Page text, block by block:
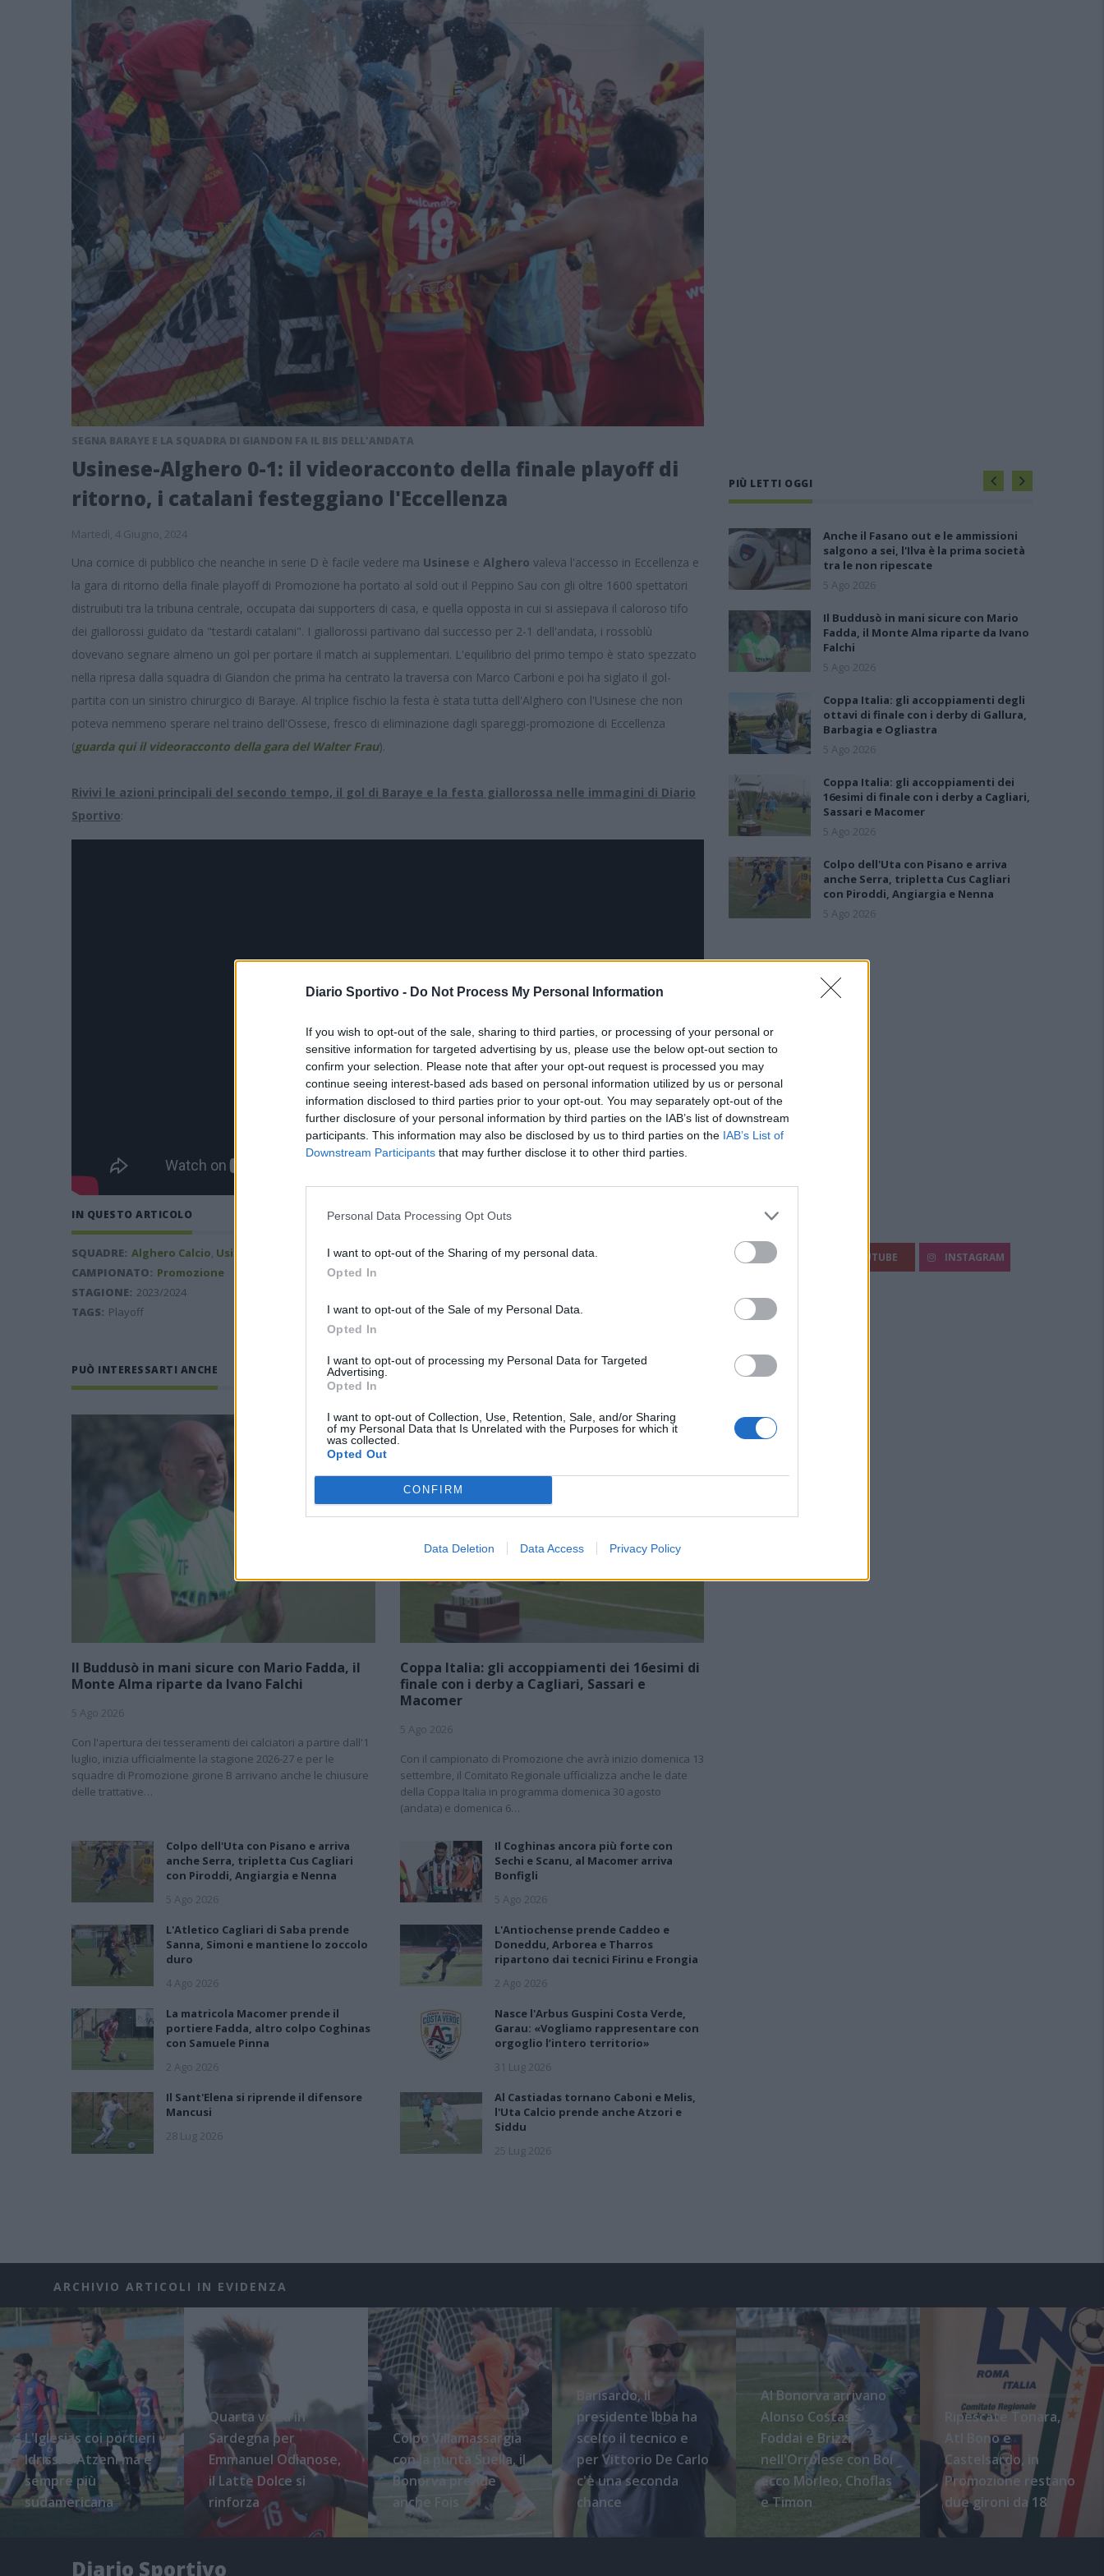
Diario Sportivo - Do Not Process My Personal Information
If you wish to opt-out of the sale, sharing to third parties, or processing of your personal or
sensitive information for targeted advertising by us, please use the below opt-out section to
confirm your selection. Please note that after your opt-out request is processed you may
continue seeing interest-based ads based on personal information utilized by us or personal
information disclosed to third parties prior to your opt-out. You may separately opt-out of the
further disclosure of your personal information by third parties on the IAB’s list of downstream
participants. This information may also be disclosed by us to third parties on the IAB’s List of
Downstream Participants that may further disclose it to other third parties.
Personal Data Processing Opt Outs
I want to opt-out of the Sharing of my personal data.
Opted In
I want to opt-out of the Sale of my Personal Data.
Opted In
I want to opt-out of processing my Personal Data for Targeted
Advertising.
Opted In
I want to opt-out of Collection, Use, Retention, Sale, and/or Sharing
of my Personal Data that Is Unrelated with the Purposes for which it
was collected.
Opted Out
CONFIRM
Data Deletion Data Access Privacy Policy
SEGNA BARAYE E LA SQUADRA DI GIANDON FA IL BIS DELL'ANDATA
Usinese-Alghero 0-1: il videoracconto della finale playoff di
ritorno, i catalani festeggiano l'Eccellenza
Martedì, 4 Giugno, 2024
Una cornice di pubblico che neanche in serie D è facile vedere ma Usinese e Alghero valeva l'accesso in Eccellenza e
la gara di ritorno della finale playoff di Promozione ha portato al sold out il Peppino Sau con gli oltre 1600 spettatori
distruibuti tra la tribuna centrale, occupata dai supporters di casa, e quella opposta in cui si assiepava il caloroso tifo
dei giallorossi guidato da "testardi catalani". I giallorossi partivano dal successo per 2-1 dell'andata, i rossoblù
dovevano segnare almeno un gol per portare il match ai supplementari. L'equilibrio del primo tempo è stato spezzato
nella ripresa dalla squadra di Giandon che prima ha centrato la traversa con Marco Carboni e poi ha siglato il gol-
partita con un sinistro chirurgico di Baraye. Al triplice fischio la festa è stata tutta dell'Alghero con l'Usinese che non
poteva nemmeno sperare nel traino dell'Ossese, fresco di eliminazione dagli spareggi-promozione di Eccellenza
(guarda qui il videoracconto della gara del Walter Frau).
Rivivi le azioni principali del secondo tempo, il gol di Baraye e la festa giallorossa nelle immagini di Diario
Sportivo:
IN QUESTO ARTICOLO
SQUADRE: Alghero Calcio, Usinese
CAMPIONATO: Promozione
STAGIONE: 2023/2024
TAGS: Playoff
PUÒ INTERESSARTI ANCHE
Il Buddusò in mani sicure con Mario Fadda, il
Monte Alma riparte da Ivano Falchi
5 Ago 2026
Con l'apertura dei tesseramenti dei calciatori a partire dall'1
luglio, inizia ufficialmente la stagione 2026-27 e per le
squadre di Promozione girone B arrivano anche le chiusure
delle trattative…
Coppa Italia: gli accoppiamenti dei 16esimi di
finale con i derby a Cagliari, Sassari e
Macomer
5 Ago 2026
Con il campionato di Promozione che avrà inizio domenica 13
settembre, il Comitato Regionale ufficializza anche le date
della Coppa Italia in programma domenica 30 agosto
(andata) e domenica 6…
Colpo dell'Uta con Pisano e arriva
anche Serra, tripletta Cus Cagliari
con Piroddi, Angiargia e Nenna
5 Ago 2026
Il Coghinas ancora più forte con
Sechi e Scanu, al Macomer arriva
Bonfigli
5 Ago 2026
L'Atletico Cagliari di Saba prende
Sanna, Simoni e mantiene lo zoccolo
duro
4 Ago 2026
L'Antiochense prende Caddeo e
Doneddu, Arborea e Tharros
ripartono dai tecnici Firinu e Frongia
2 Ago 2026
La matricola Macomer prende il
portiere Fadda, altro colpo Coghinas
con Samuele Pinna
2 Ago 2026
Nasce l'Arbus Guspini Costa Verde,
Garau: «Vogliamo rappresentare con
orgoglio l’intero territorio»
31 Lug 2026
Il Sant'Elena si riprende il difensore
Mancusi
28 Lug 2026
Al Castiadas tornano Caboni e Melis,
l'Uta Calcio prende anche Atzori e
Siddu
25 Lug 2026
PIÙ LETTI OGGI
Anche il Fasano out e le ammissioni
salgono a sei, l'Ilva è la prima società
tra le non ripescate
5 Ago 2026
Il Buddusò in mani sicure con Mario
Fadda, il Monte Alma riparte da Ivano
Falchi
5 Ago 2026
Coppa Italia: gli accoppiamenti degli
ottavi di finale con i derby di Gallura,
Barbagia e Ogliastra
5 Ago 2026
Coppa Italia: gli accoppiamenti dei
16esimi di finale con i derby a Cagliari,
Sassari e Macomer
5 Ago 2026
Colpo dell'Uta con Pisano e arriva
anche Serra, tripletta Cus Cagliari
con Piroddi, Angiargia e Nenna
5 Ago 2026
FACEBOOK YOUTUBE INSTAGRAM
ARCHIVIO ARTICOLI IN EVIDENZA
L'Iglesias coi portieri
Idrissi e Atzeni ma è
sempre più
sudamericana
Quarta volta in
Sardegna per
Emmanuel Odianose,
il Latte Dolce si
rinforza
Colpo Villamassargia
con la punta Suella, il
Bonorva prende
anche Fois
Barisardo, il
presidente Ibba ha
scelto il tecnico e
per Vittorio De Carlo
c'è una seconda
chance
Al Bonorva arrivano
Alonso Costas,
Foddai e Brizzi,
nell'Orrolese con Boi
ecco Morleo, Choflas
e Timon
Ripescate Tonara,
Atl Bono e
Castelsardo, in
Promozione restano
due gironi da 18
Diario Sportivo